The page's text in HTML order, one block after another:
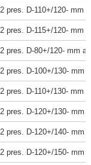
pres. D-110+/120- mm
pres. D-115+/120- mm
pres. D-80+/120- mm
pres. D-100+/130- mm
pres. D-110+/130- mm
pres. D-120+/130- mm
pres. D-120+/140- mm
pres. D-120+/150- mm